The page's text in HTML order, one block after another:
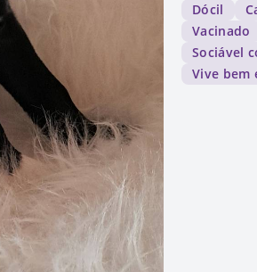
Dócil
Vacinado
Sociável
Vive bem